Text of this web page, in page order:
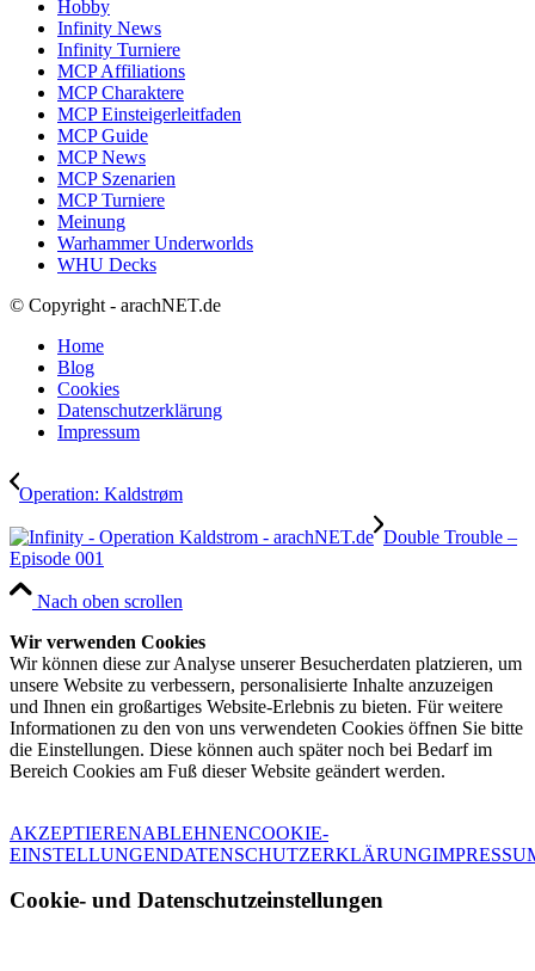
Hobby
Infinity News
Infinity Turniere
MCP Affiliations
MCP Charaktere
MCP Einsteigerleitfaden
MCP Guide
MCP News
MCP Szenarien
MCP Turniere
Meinung
Warhammer Underworlds
WHU Decks
© Copyright - arachNET.de
Home
Blog
Cookies
Datenschutzerklärung
Impressum
Operation: Kaldstrøm
Double Trouble –
Episode 001
Nach oben scrollen
Wir verwenden Cookies
Wir können diese zur Analyse unserer Besucherdaten platzieren, um
unsere Website zu verbessern, personalisierte Inhalte anzuzeigen
und Ihnen ein großartiges Website-Erlebnis zu bieten. Für weitere
Informationen zu den von uns verwendeten Cookies öffnen Sie bitte
die Einstellungen. Diese können auch später noch bei Bedarf im
Bereich Cookies am Fuß dieser Website geändert werden.
AKZEPTIERENABLEHNENCOOKIE-
EINSTELLUNGENDATENSCHUTZERKLÄRUNG
Cookie- und Datenschutzeinstellungen